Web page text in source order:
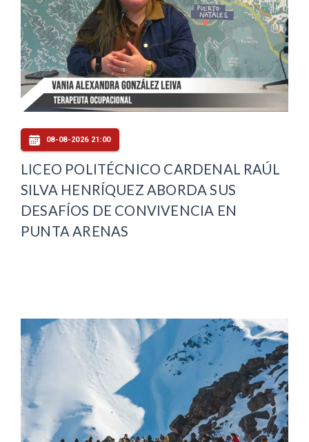
08-08-2026 21:00
LICEO POLITÉCNICO CARDENAL RAÚL
SILVA HENRÍQUEZ ABORDA SUS
DESAFÍOS DE CONVIVENCIA EN
PUNTA ARENAS